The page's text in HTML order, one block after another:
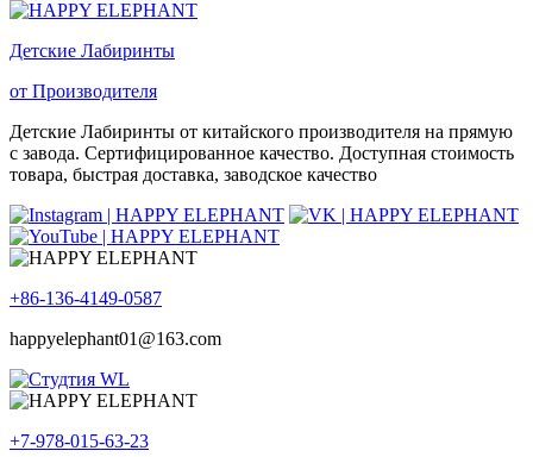
Детские Лабиринты
от Производителя
Детские Лабиринты от китайского производителя на прямую
с завода. Сертифицированное качество. Доступная стоимость
товара, быстрая доставка, заводское качество
+86-136-4149-0587
happyelephant01@163.com
+7-978-015-63-23